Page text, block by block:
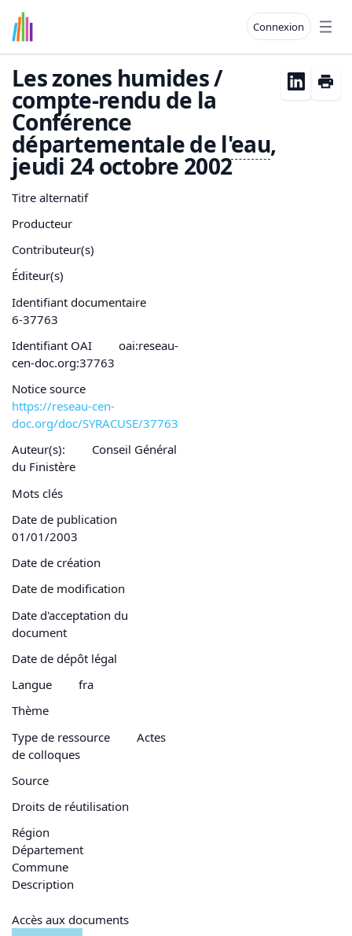
Connexion
Les zones humides /
compte-rendu de la
Conférence
départementale de l'eau,
jeudi 24 octobre 2002
Titre alternatif
Producteur
Contributeur(s)
Éditeur(s)
Identifiant documentaire
6-37763
Identifiant OAI
oai:reseau-
cen-doc.org:37763
Notice source
https://reseau-cen-
doc.org/doc/SYRACUSE/37763
Auteur(s):
Conseil Général
du Finistère
Mots clés
Date de publication
01/01/2003
Date de création
Date de modification
Date d'acceptation du
document
Date de dépôt légal
Langue
fra
Thème
Type de ressource
Actes
de colloques
Source
Droits de réutilisation
Région
Département
Commune
Description
Accès aux documents